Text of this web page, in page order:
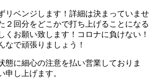
リベンジします！詳細は決まっていませ
２回分をどこかで打ち上げることになる
くお願い致します！コロナに負けない！
なで頑張りましょう！
態に細心の注意を払い営業しておりま
申し上げます。